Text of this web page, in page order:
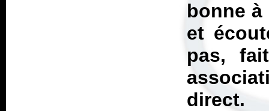
bonne à
et
pas,
direct.